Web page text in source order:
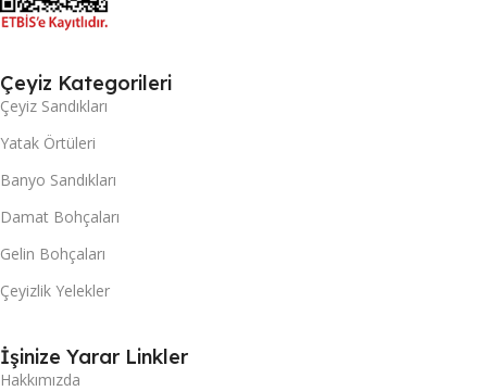
Çeyiz Kategorileri
Çeyiz Sandıkları
Yatak Örtüleri
Banyo Sandıkları
Damat Bohçaları
Gelin Bohçaları
Çeyizlik Yelekler
İşinize Yarar Linkler
Hakkımızda